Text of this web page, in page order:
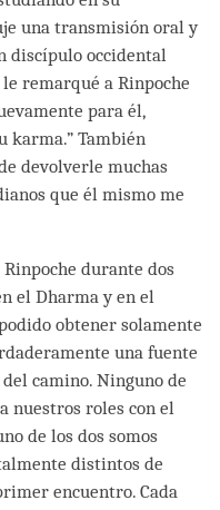
una transmisión oral y
discípulo occidental
le remarqué a Rinpoche
para él,
karma.” También
devolverle muchas
que él mismo me
durante dos
el Dharma y en el
obtener solamente
una fuente
camino. Ninguno de
nuestros roles con el
de los dos somos
distintos de
encuentro. Cada